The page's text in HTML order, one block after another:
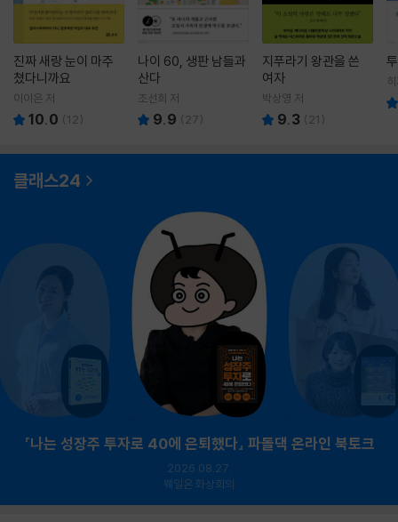
진짜 새랑 눈이 마주
쳤다니까요
이이은 저
10.0 (12)
나이 60, 생판 남들과
산다
조선희 저
9.9 ( 27)
지푸라기 왕관을 쓴
여자
박상영 저
9.3 ( 21 )
클래스24
『나는 성장주 투자로 40에 은퇴했다』 파돌댁 온라인 북토크
2026.08.27.
웨일온 화상회의